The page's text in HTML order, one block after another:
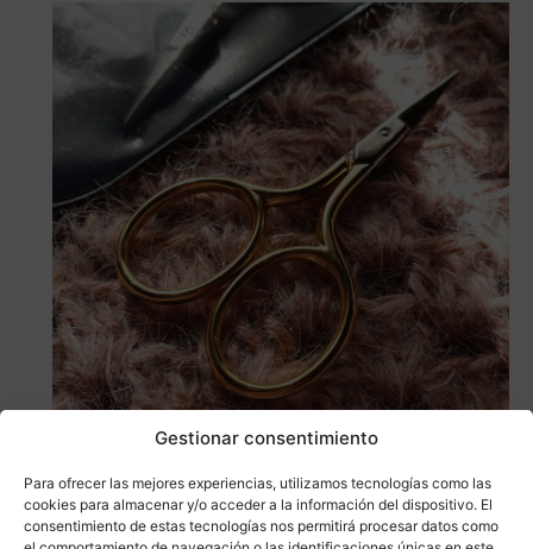
Gestionar consentimiento
Para ofrecer las mejores experiencias, utilizamos tecnologías como las
cookies para almacenar y/o acceder a la información del dispositivo. El
consentimiento de estas tecnologías nos permitirá procesar datos como
Saber más
Bohin Tijeras para bordar bañadas en Oro
Tijeras,Bohin
21,90€